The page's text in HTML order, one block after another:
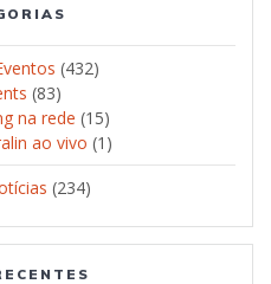
(432)
(83)
na rede (15)
ao vivo (1)
(234)